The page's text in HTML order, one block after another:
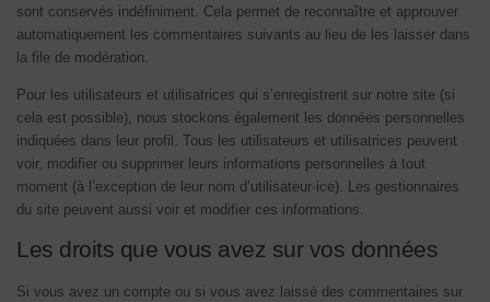
sont conservés indéfiniment. Cela permet de reconnaître et approuver
automatiquement les commentaires suivants au lieu de les laisser dans
la file de modération.
Pour les utilisateurs et utilisatrices qui s’enregistrent sur notre site (si
cela est possible), nous stockons également les données personnelles
indiquées dans leur profil. Tous les utilisateurs et utilisatrices peuvent
voir, modifier ou supprimer leurs informations personnelles à tout
moment (à l’exception de leur nom d’utilisateur·ice). Les gestionnaires
du site peuvent aussi voir et modifier ces informations.
Les droits que vous avez sur vos données
Si vous avez un compte ou si vous avez laissé des commentaires sur